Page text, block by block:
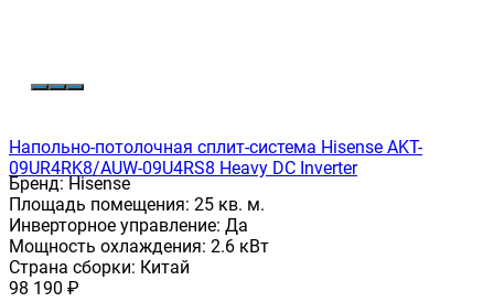
Напольно-потолочная сплит-система Hisense AKT-
09UR4RK8/AUW-09U4RS8 Heavy DC Inverter
Бренд:Hisense
Площадь помещения: 25 кв. м.
Инверторное управление: Да
Мощность охлаждения: 2.6 кВт
Страна сборки: Китай
98 190 ₽